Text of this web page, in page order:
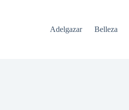
Adelgazar
Belleza